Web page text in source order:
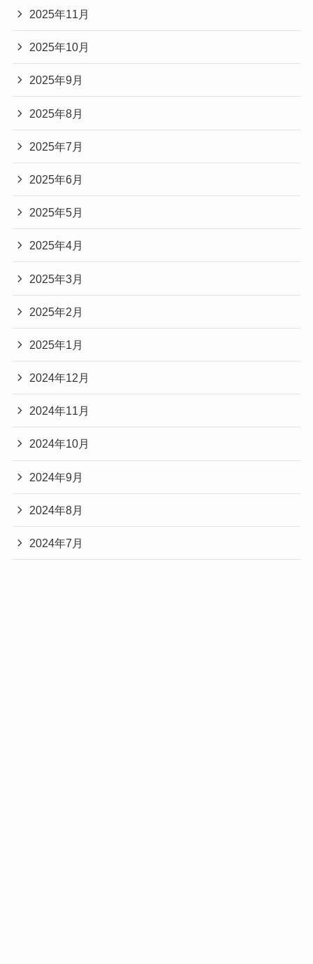
2025年11月
2025年10月
2025年9月
2025年8月
2025年7月
2025年6月
2025年5月
2025年4月
2025年3月
2025年2月
2025年1月
2024年12月
2024年11月
2024年10月
2024年9月
2024年8月
2024年7月